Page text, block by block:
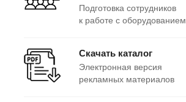
Подготовка сотрудников
к работе с оборудованием
Скачать каталог
Электронная версия
рекламных материалов